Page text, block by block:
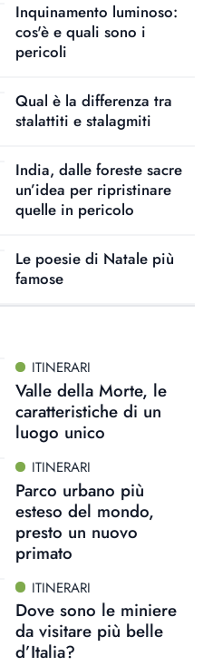
Inquinamento luminoso:
cos'è e quali sono i
pericoli
Qual è la differenza tra
stalattiti e stalagmiti
India, dalle foreste sacre
un’idea per ripristinare
quelle in pericolo
Le poesie di Natale più
famose
ITINERARI
Valle della Morte, le
caratteristiche di un
luogo unico
ITINERARI
Parco urbano più
esteso del mondo,
presto un nuovo
primato
ITINERARI
Dove sono le miniere
da visitare più belle
d’Italia?